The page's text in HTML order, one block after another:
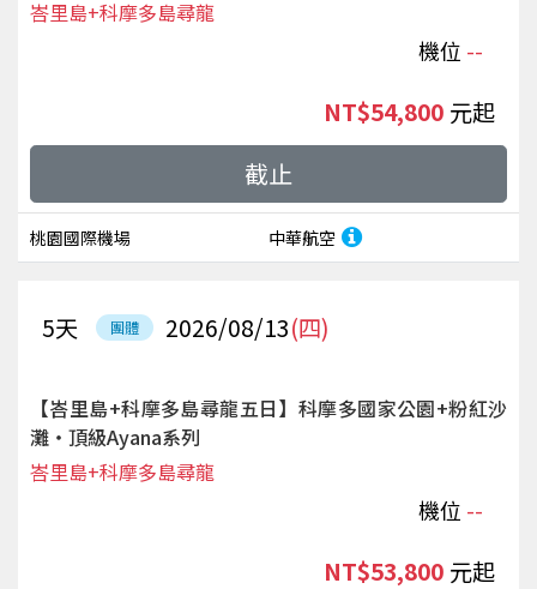
機位 --
峇里島+科摩多島尋龍
桃園國際機場 中華航空
NT$54,800 起
截止
團體 2026/08/13(四)
5天
【峇里島+科摩多島尋龍五日】科摩多國家公園+粉紅沙
灘‧頂級Ayana系列
機位 --
峇里島+科摩多島尋龍
NT$53,800 起